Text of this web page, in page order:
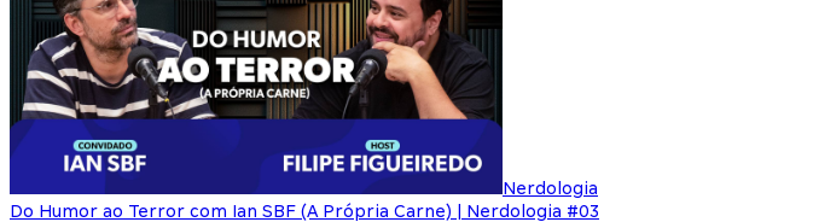
Nerdologia
Do Humor ao Terror com Ian SBF (A Própria Carne) | Nerdologia #03